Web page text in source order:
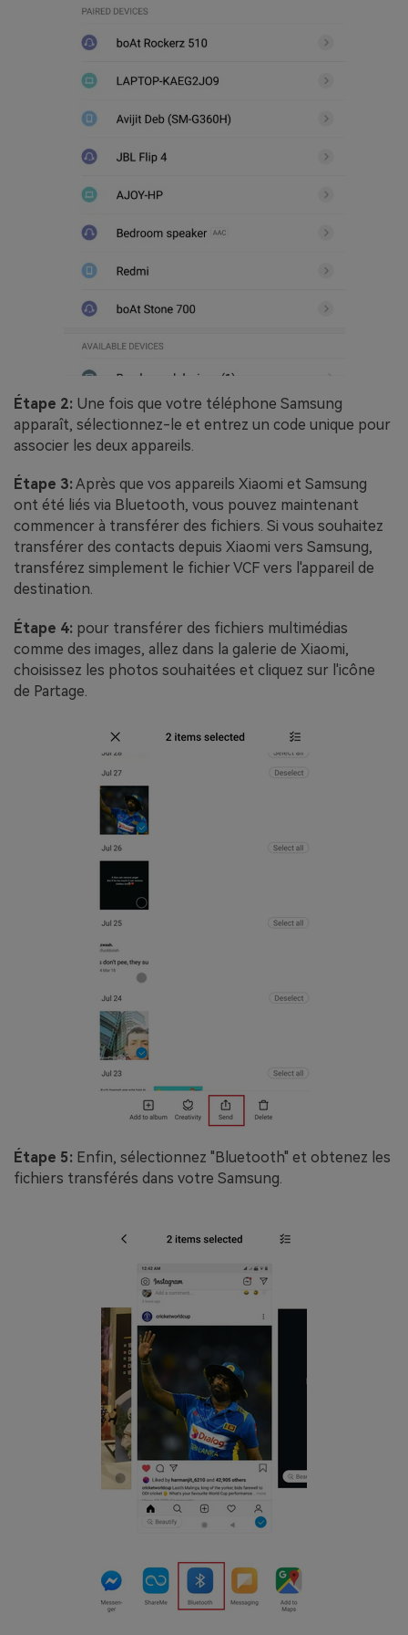
Étape 2: Une fois que votre téléphone Samsung
apparaît, sélectionnez-le et entrez un code unique pour
associer les deux appareils.
Étape 3:Après que vos appareils Xiaomi et Samsung
ont été liés via Bluetooth, vous pouvez maintenant
commencer à transférer des fichiers. Si vous souhaitez
transférer des contacts depuis Xiaomi vers Samsung,
transférez simplement le fichier VCF vers l'appareil de
destination.
Étape 4: pour transférer des fichiers multimédias
comme des images, allez dans la galerie de Xiaomi,
choisissez les photos souhaitées et cliquez sur l'icône
de Partage.
Étape 5: Enfin, sélectionnez "Bluetooth" et obtenez les
fichiers transférés dans votre Samsung.